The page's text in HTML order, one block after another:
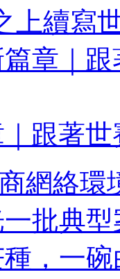
跟著
網絡
批典型
，一